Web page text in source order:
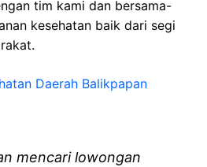
tim kami dan bersama-
kesehatan baik dari segi
Daerah Balikpapan
mencari lowongan